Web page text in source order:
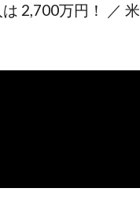
2,700万円！ ／ 米